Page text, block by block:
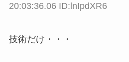
20:03:36.06 ID:lnIpdXR6
技術だけ・・・